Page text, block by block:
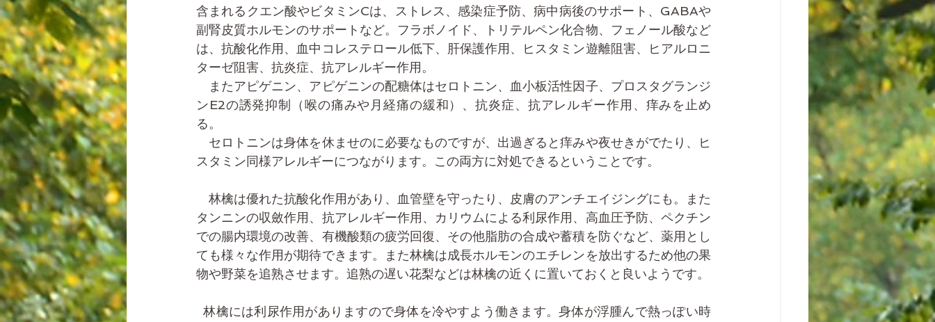
含まれるクエン酸やビタミンCは、ストレス、感染症予防、病中病後のサポート、GABAや
副腎皮質ホルモンのサポートなど。フラボノイド、トリテルペン化合物、フェノール酸など
は、抗酸化作用、血中コレステロール低下、肝保護作用、ヒスタミン遊離阻害、ヒアルロニ
ターゼ阻害、抗炎症、抗アレルギー作用。
またアピゲニン、アピゲニンの配糖体はセロトニン、血小板活性因子、プロスタグランジ
ンE2の誘発抑制（喉の痛みや月経痛の緩和）、抗炎症、抗アレルギー作用、痒みを止め
る。
セロトニンは身体を休ませのに必要なものですが、出過ぎると痒みや夜せきがでたり、ヒ
スタミン同様アレルギーにつながります。この両方に対処できるということです。
林檎は優れた抗酸化作用があり、血管壁を守ったり、皮膚のアンチエイジングにも。また
タンニンの収斂作用、抗アレルギー作用、カリウムによる利尿作用、高血圧予防、ペクチン
での腸内環境の改善、有機酸類の疲労回復、その他脂肪の合成や蓄積を防ぐなど、薬用とし
ても様々な作用が期待できます。また林檎は成長ホルモンのエチレンを放出するため他の果
物や野菜を追熟させます。追熟の遅い花梨などは林檎の近くに置いておくと良いようです。
  林檎には利尿作用がありますので身体を冷やすよう働きます。身体が浮腫んで熱っぽい時